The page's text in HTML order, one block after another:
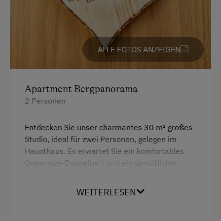
Familienanschluss
Garten/Wiese
Mithilfe am Hof
Schlafen im Heu
Kinder-Ausstattung
Baby- und Kleinkinderausstattung
Kinderspielplatz
ALLE FOTOS ANZEIGEN
Apartment Bergpanorama
2 Personen
Entdecken Sie unser charmantes 30 m² großes
Studio, ideal für zwei Personen, gelegen im
Haupthaus. Es erwartet Sie ein komfortables
Queensize-Doppelbett und ein gemütlicher
Küchenbereich finden Sie alles, was Sie für Ihre
Selbstversorgung benötigen: einen Kühlschrank,
WEITERLESEN